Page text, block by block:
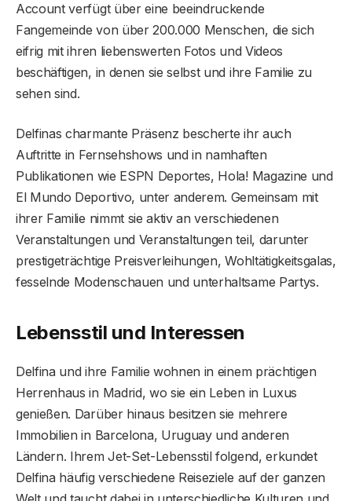
Account verfügt über eine beeindruckende
Fangemeinde von über 200.000 Menschen, die sich
eifrig mit ihren liebenswerten Fotos und Videos
beschäftigen, in denen sie selbst und ihre Familie zu
sehen sind.
Delfinas charmante Präsenz bescherte ihr auch
Auftritte in Fernsehshows und in namhaften
Publikationen wie ESPN Deportes, Hola! Magazine und
El Mundo Deportivo, unter anderem. Gemeinsam mit
ihrer Familie nimmt sie aktiv an verschiedenen
Veranstaltungen und Veranstaltungen teil, darunter
prestigeträchtige Preisverleihungen, Wohltätigkeitsgalas,
fesselnde Modenschauen und unterhaltsame Partys.
Lebensstil und Interessen
Delfina und ihre Familie wohnen in einem prächtigen
Herrenhaus in Madrid, wo sie ein Leben in Luxus
genießen. Darüber hinaus besitzen sie mehrere
Immobilien in Barcelona, ​​Uruguay und anderen
Ländern. Ihrem Jet-Set-Lebensstil folgend, erkundet
Delfina häufig verschiedene Reiseziele auf der ganzen